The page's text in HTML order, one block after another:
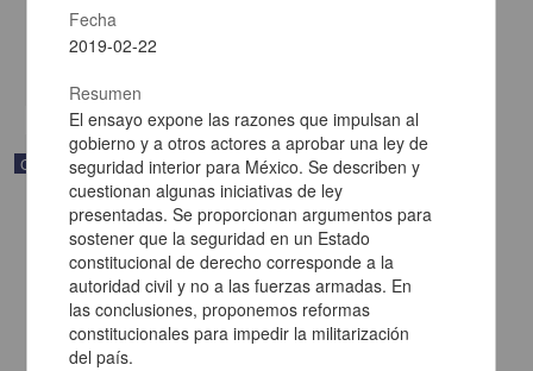
[sin fecha]
Multidisciplina
Correspondencia postal
Fecha
2019-02-22
Resumen
El ensayo expone las razones que impulsan al
gobierno y a otros actores a aprobar una ley de
seguridad interior para México. Se describen y
cuestionan algunas iniciativas de ley
presentadas. Se proporcionan argumentos para
sostener que la seguridad en un Estado
constitucional de derecho corresponde a la
autoridad civil y no a las fuerzas armadas. En
las conclusiones, proponemos reformas
constitucionales para impedir la militarización
del país.